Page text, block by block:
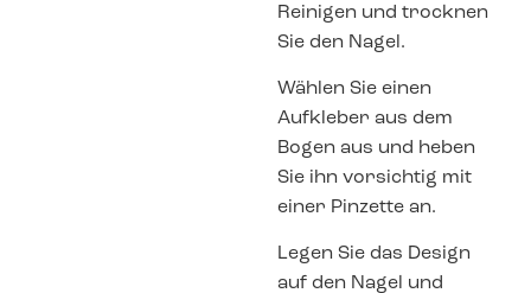
Reinigen und trocknen
Sie den Nagel.
Wählen Sie einen
Aufkleber aus dem
Bogen aus und heben
Sie ihn vorsichtig mit
einer Pinzette an.
Legen Sie das Design
auf den Nagel und